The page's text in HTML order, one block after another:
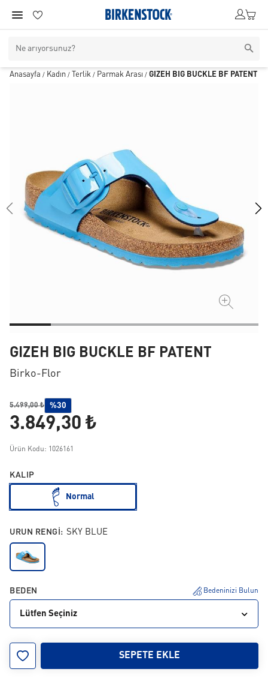
Anasayfa / Kadın / Terlik / Parmak Arası / GIZEH BIG BUCKLE BF PATENT
GIZEH BIG BUCKLE BF PATENT
Birko-Flor
5.499,00 ₺ %30
3.849,30 ₺
Ürün Kodu: 1026161
KALIP
Normal
URUN RENGI: SKY BLUE
BEDEN Bedeninizi Bulun
Lütfen Seçiniz
SEPETE EKLE